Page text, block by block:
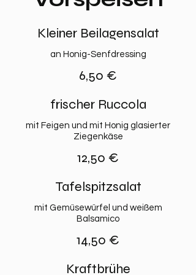
Kleiner Beilagensalat
an Honig-Senfdressing
6,50 €
frischer Ruccola
mit Feigen und mit Honig glasierter
Ziegenkäse
12,50 €
Tafelspitzsalat
mit Gemüsewürfel und weißem
Balsamico
14,50 €
Kraftbrühe